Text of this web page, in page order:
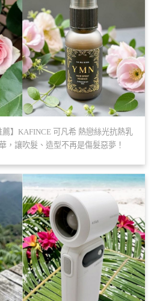
薦】KAFINCE 可凡希 熱戀絲光抗熱乳
，讓吹髮、造型不再是傷髮惡夢！